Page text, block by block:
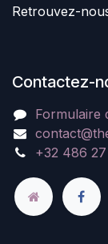
Retrouvez-
Contactez-
Formulaire
+32 486 27